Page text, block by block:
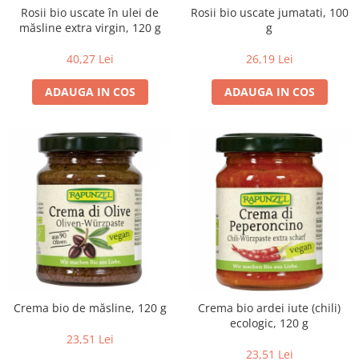
Rosii bio uscate în ulei de
măsline extra virgin, 120 g
40,27 Lei
ADAUGA IN COS
Rosii bio uscate jumatati, 100
g
26,19 Lei
ADAUGA IN COS
Crema bio de măsline, 120 g
23,51 Lei
Crema bio ardei iute (chili)
ecologic, 120 g
23,51 Lei